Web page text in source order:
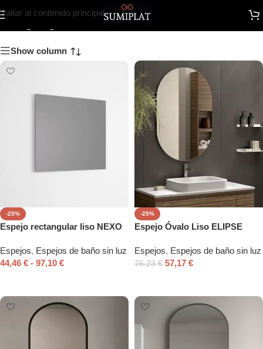
Saltar al contenido principal
Espejos de baño sin luz
Show column
-25%
Espejo rectangular liso NEXO
Espejos, Espejos de baño sin luz
44,46 € - 97,10 €
-25%
Espejo Óvalo Liso ELIPSE
Espejos, Espejos de baño sin luz
76,23€ 57,17 €